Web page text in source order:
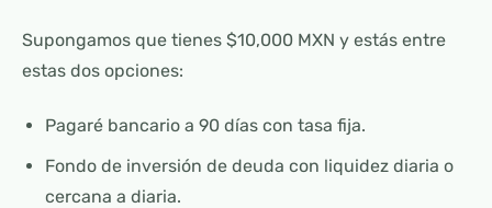
Supongamos que tienes $10,000 MXN y estás entre
estas dos opciones:
Pagaré bancario a 90 días con tasa fija.
Fondo de inversión de deuda con liquidez diaria o
cercana a diaria.